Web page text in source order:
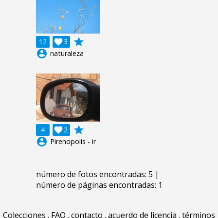
12 3

grade
account_circle naturaleza
4 2

grade
account_circle Pirenopolis - ir
número de fotos encontradas: 5 |
número de páginas encontradas: 1
Colecciones . FAQ . contacto . acuerdo de licencia . términos